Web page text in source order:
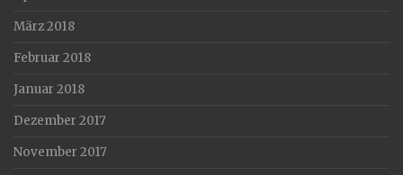
März 2018
Februar 2018
Januar 2018
Dezember 2017
November 2017